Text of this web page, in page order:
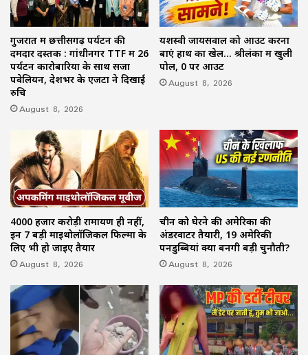
गुजरात में छत्तीसगढ़ पर्यटन की
दमदार दस्तक : गांधीनगर TTF में 26
पर्यटन कारोबारियों के साथ सजा
पवेलियन, देशभर के एजेंटों ने दिखाई
रुचि
August 8, 2026
यशस्वी जायसवाल को आउट करना
बाएं हाथ का खेल… श्रीलंका में खुली
पोल, 0 पर आउट
August 8, 2026
4000 हजार करोड़ी रामायण ही नहीं,
इन 7 बड़ी माइथोलॉजिकल फिल्मों के
लिए भी हो जाइए तैयार
August 8, 2026
चीन को घेरने की अमेरिका की
अंडरवाटर तैयारी, 19 अमेरिकी
पनडुब्बियां क्यों बनेंगी बड़ी चुनौती?
August 8, 2026